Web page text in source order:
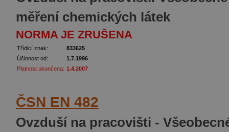
měření chemických látek
NORMA JE ZRUŠENA
Třídicí znak:
833625
Účinnost od:
1.7.1996
Platnost ukončena: 1.4.2007
ČSN EN 482
Ovzduší na pracovišti -